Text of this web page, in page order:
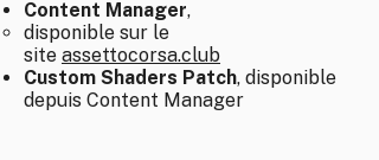
Content Manager,
disponible sur le
site assettocorsa.club
Custom Shaders Patch, disponible
depuis Content Manager